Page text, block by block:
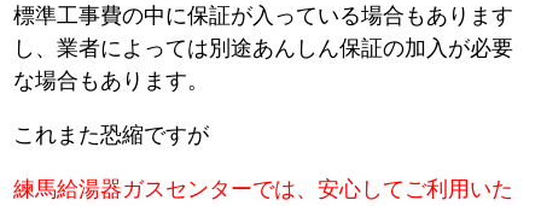
標準工事費の中に保証が入っている場合もあります
し、業者によっては別途あんしん保証の加入が必要
な場合もあります。
これまた恐縮ですが
練馬給湯器ガスセンターでは、安心してご利用いた